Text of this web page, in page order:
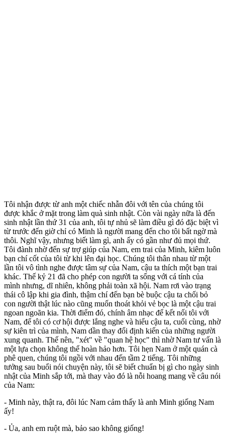
Tôi nhận được từ anh một chiếc nhẫn đôi với tên của chúng tôi
được khắc ở mặt trong làm quà sinh nhật. Còn vài ngày nữa là đến
sinh nhật lần thứ 31 của anh, tôi tự nhủ sẽ làm điều gì đó đặc biệt vì
từ trước đến giờ chỉ có Minh là người mang đến cho tôi bất ngờ mà
thôi. Nghĩ vậy, nhưng biết làm gì, anh ấy có gần như đủ mọi thứ.
Tôi đành nhờ đến sự trợ giúp của Nam, em trai của Minh, kiêm luôn
bạn chí cốt của tôi từ khi lên đại học. Chúng tôi thân nhau từ một
lần tôi vô tình nghe được tâm sự của Nam, cậu ta thích một bạn trai
khác. Thế kỷ 21 đã cho phép con người ta sống với cá tính của
mình nhưng, dĩ nhiên, không phải toàn xã hội. Nam rơi vào trạng
thái cô lập khi gia đình, thậm chí đến bạn bè buộc cậu ta chối bỏ
con người thật lúc nào cũng muốn thoát khỏi vẻ bọc là một cậu trai
ngoan ngoãn kia. Thời điểm đó, chính âm nhạc để kết nối tôi với
Nam, để tôi có cơ hội được lắng nghe và hiểu cậu ta, cuối cùng, nhờ
sự kiên trì của mình, Nam dần thay đổi định kiến của những người
xung quanh. Thế nên, "xét" về "quan hệ học" thì nhờ Nam tư vấn là
một lựa chọn không thể hoàn hảo hơn. Tôi hẹn Nam ở một quán cà
phê quen, chúng tôi ngồi với nhau đến tầm 2 tiếng. Tôi những
tưởng sau buổi nói chuyện này, tôi sẽ biết chuẩn bị gì cho ngày sinh
nhật của Minh sắp tới, mà thay vào đó là nỗi hoang mang về câu nói
của Nam:
- Minh này, thật ra, đôi lúc Nam cảm thấy là anh Minh giống Nam
ấy!
- Ủa, anh em ruột mà, bảo sao không giống!